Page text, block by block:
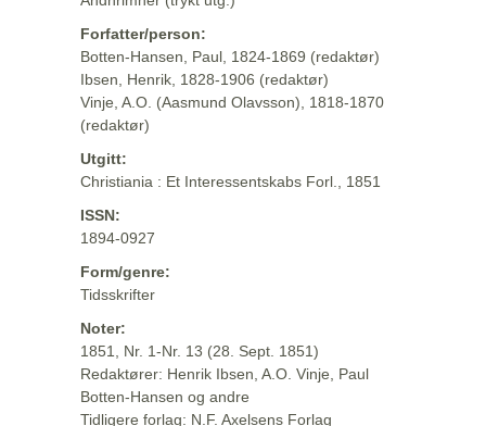
Forfatter/person:
Botten-Hansen, Paul, 1824-1869 (redaktør)
Ibsen, Henrik, 1828-1906 (redaktør)
Vinje, A.O. (Aasmund Olavsson), 1818-1870
(redaktør)
Utgitt:
Christiania : Et Interessentskabs Forl., 1851
ISSN:
1894-0927
Form/genre:
Tidsskrifter
Noter:
1851, Nr. 1-Nr. 13 (28. Sept. 1851)
Redaktører: Henrik Ibsen, A.O. Vinje, Paul
Botten-Hansen og andre
Tidligere forlag: N.F. Axelsens Forlag